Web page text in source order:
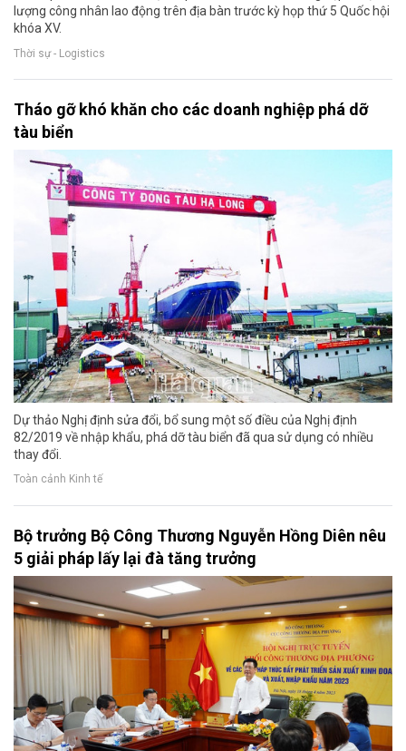
lượng công nhân lao động trên địa bàn trước kỳ họp thứ 5 Quốc hội
khóa XV.
Thời sự - Logistics
Tháo gỡ khó khăn cho các doanh nghiệp phá dỡ
tàu biển
Dự thảo Nghị định sửa đổi, bổ sung một số điều của Nghị định
82/2019 về nhập khẩu, phá dỡ tàu biển đã qua sử dụng có nhiều
thay đổi.
Toàn cảnh Kinh tế
Bộ trưởng Bộ Công Thương Nguyễn Hồng Diên nêu
5 giải pháp lấy lại đà tăng trưởng